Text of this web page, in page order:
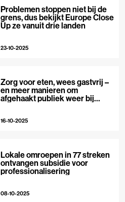
Problemen stoppen niet bij de
grens, dus bekijkt Europe Close
Up ze vanuit drie landen
23-10-2025
Zorg voor eten, wees gastvrij –
en meer manieren om
afgehaakt publiek weer bij
16-10-2025
Lokale omroepen in 77 streken
ontvangen subsidie voor
professionalisering
08-10-2025